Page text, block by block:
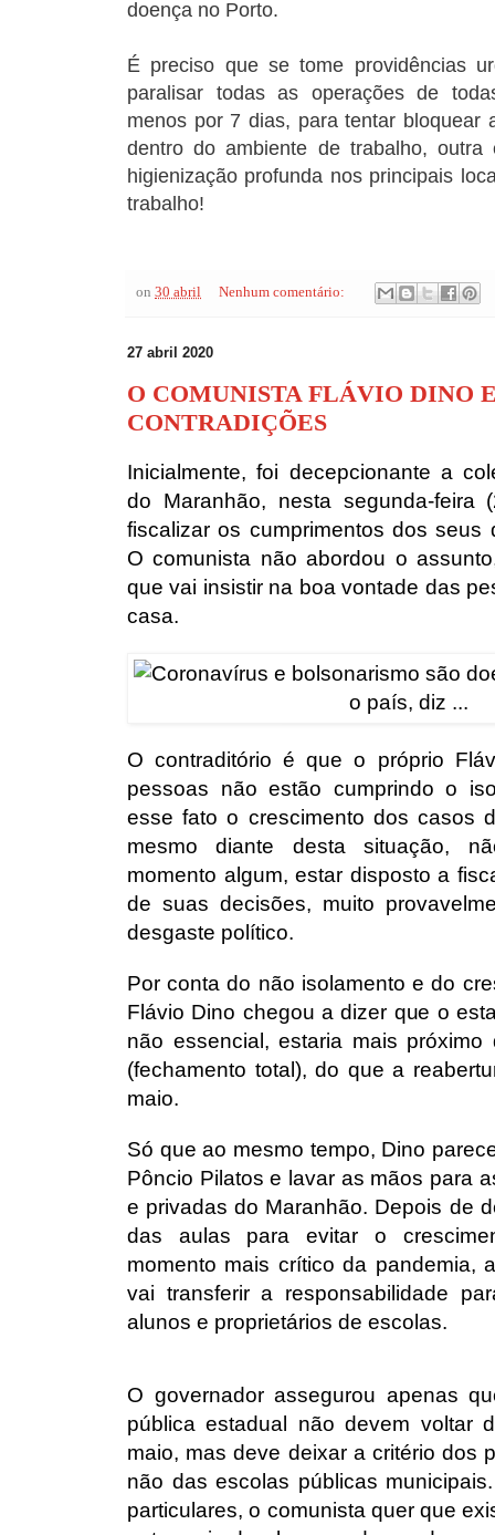
doença no Porto.
É preciso que se tome providências
paralisar todas as operações de
menos por 7 dias, para tentar bloquear
dentro do ambiente de trabalho,
higienização profunda nos principais
trabalho!
on 30 abril Nenhum comentário:
27 abril 2020
O COMUNISTA FLÁVIO DINO
CONTRADIÇÕES
Inicialmente, foi decepcionante a
do Maranhão, nesta segunda-feira
fiscalizar os cumprimentos dos seus
O comunista não abordou o
que vai insistir na boa vontade das
casa.
O contraditório é que o próprio
pessoas não estão cumprindo o
esse fato o crescimento dos casos
mesmo diante desta situação,
momento algum, estar disposto a
de suas decisões, muito
desgaste político.
Por conta do não isolamento e do
Flávio Dino chegou a dizer que o
não essencial, estaria mais
(fechamento total), do que a
maio.
Só que ao mesmo tempo, Dino
Pôncio Pilatos e lavar as mãos para
e privadas do Maranhão. Depois de
das aulas para evitar o
momento mais crítico da pandemia,
vai transferir a responsabilidade
alunos e proprietários de escolas.
O governador assegurou apenas
pública estadual não devem voltar
maio, mas deve deixar a critério dos
não das escolas públicas
particulares, o comunista quer que